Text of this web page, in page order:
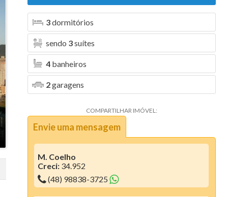
Aura (1)
Blanc Residence (2)
Bosque da Pedra (6)
Bosque dos Girassóis (1)
Bristol Residence (2)
Bruxelas (2)
Camboriú Boulevard (2)
Cartier Residencia (1)
3dormitórios
sendo 3suítes
4 banheiros
2garagens
COMPARTILHAR IMÓVEL:
Envie uma mensagem
M. Coelho
Creci: 34.952
(48) 98838-3725